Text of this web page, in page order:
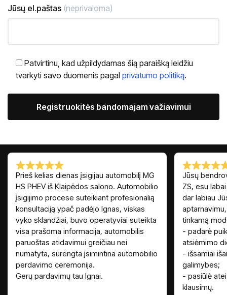
Jūsų el.paštas (neprivaloma)
Patvirtinu, kad užpildydamas šią paraišką leidžiu
tvarkyti savo duomenis pagal privatumo politiką.
Prieš kelias dienas įsigijau automobilį MG
HS PHEV iš Klaipėdos salono. Automobilio
įsigijimo procese suteikiant profesionalią
konsultaciją ypač padėjo Ignas, viskas
vyko sklandžiai, buvo operatyviai suteikta
visa prašoma informacija, automobilis
paruoštas atidavimui greičiau nei
numatyta, surengta įsimintina automobilio
perdavimo ceremonija.
Gerų pardavimų tau Ignai.
Jūsų
ZS, esu
dar labiau
tinkamą
- padarė
atsiėmimo
- išsamiai
galimybes;
- pasiūlė
klausimų.